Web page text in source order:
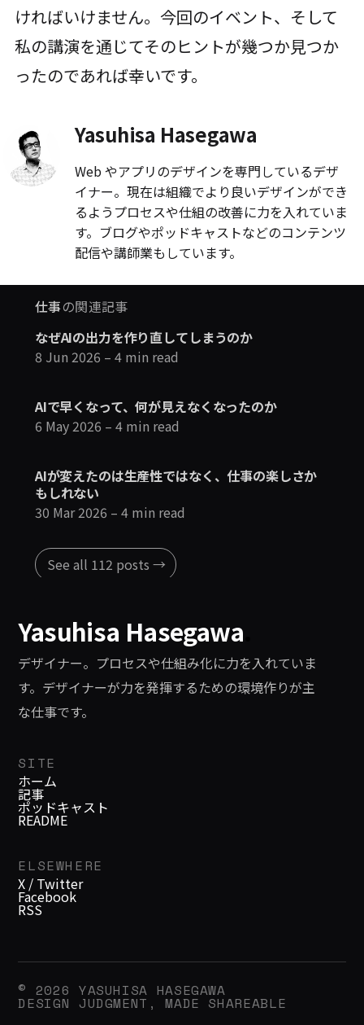
ければいけません。今回のイベント、そして
私の講演を通じてそのヒントが幾つか見つか
ったのであれば幸いです。
Yasuhisa Hasegawa
Web やアプリのデザインを専門しているデザ
イナー。現在は組織でより良いデザインができ
るようプロセスや仕組の改善に力を入れていま
す。ブログやポッドキャストなどのコンテンツ
配信や講師業もしています。
仕事の関連記事
なぜAIの出力を作り直してしまうのか
8 Jun 2026 – 4 min read
AIで早くなって、何が見えなくなったのか
6 May 2026 – 4 min read
AIが変えたのは生産性ではなく、仕事の楽しさか
もしれない
30 Mar 2026 – 4 min read
See all 112 posts →
Yasuhisa Hasegawa
デザイナー。プロセスや仕組み化に力を入れていま
す。デザイナーが力を発揮するための環境作りが主
な仕事です。
SITE
ホーム
記事
ポッドキャスト
README
ELSEWHERE
X / Twitter
Facebook
RSS
© 2026 YASUHISA HASEGAWA
DESIGN JUDGMENT, MADE SHAREABLE